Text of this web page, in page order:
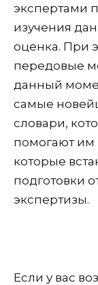
экспертами
изучения
оценка. При
передовые
данный
самые
словари,
помогают
которые
подготовки
экспертизы.
Если у вас